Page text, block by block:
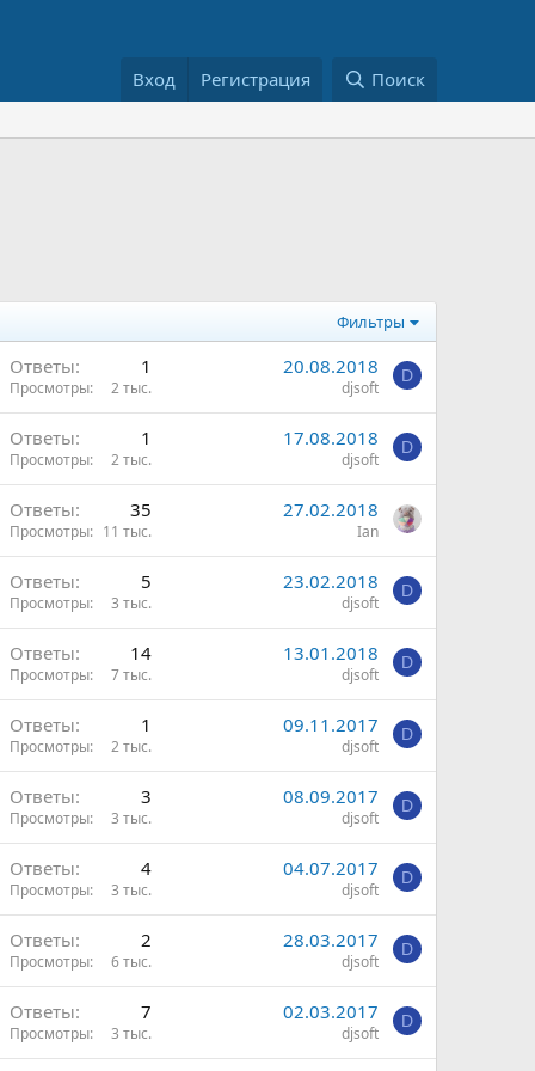
Вход Регистрация Поиск
Фильтры
Ответы 1
Просмотры 2 тыс.
20.08.2018
djsoft
D
Ответы 1
Просмотры 2 тыс.
17.08.2018
djsoft
D
Ответы 35
Просмотры 11 тыс.
27.02.2018
Ian
Ответы 5
Просмотры 3 тыс.
23.02.2018
djsoft
D
Ответы 14
Просмотры 7 тыс.
13.01.2018
djsoft
D
Ответы 1
Просмотры 2 тыс.
09.11.2017
djsoft
D
Ответы 3
Просмотры 3 тыс.
08.09.2017
djsoft
D
Ответы 4
Просмотры 3 тыс.
04.07.2017
djsoft
D
Ответы 2
Просмотры 6 тыс.
28.03.2017
djsoft
D
Ответы 7
Просмотры 3 тыс.
02.03.2017
djsoft
D